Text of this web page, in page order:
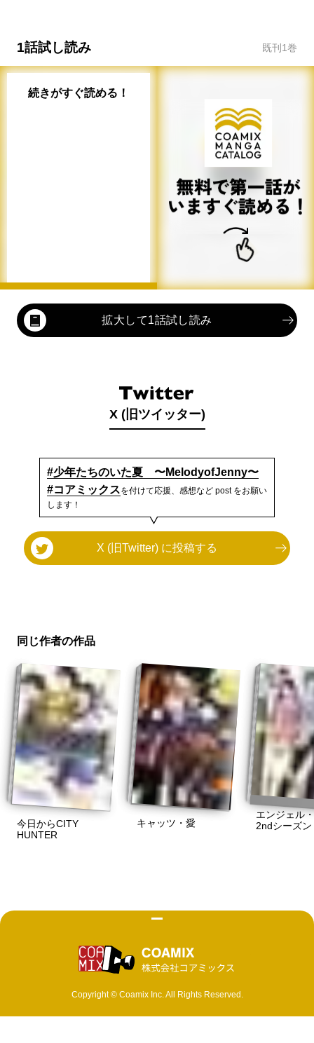
1話試し読み 既刊 1巻
続きがすぐ読める！
拡大して1話試し読み
X (旧ツイッター)
#少年たちのいた夏 〜MelodyofJenny〜
#コアミックスを付けて応援、感想など post をお願い
します！
X (旧Twitter) に投稿する
同じ作者の作品
今日からCITY
HUNTER
キャッツ・愛
エンジェル
2ndシーズン
Copyright © Coamix Inc. All Rights Reserved.